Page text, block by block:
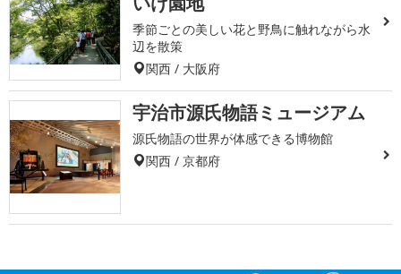
季節ごとの美しい花と野鳥に触れながら水
辺を散策
関西 / 大阪府
宇治市源氏物語ミュージアム
源氏物語の世界が体感できる博物館
関西 / 京都府